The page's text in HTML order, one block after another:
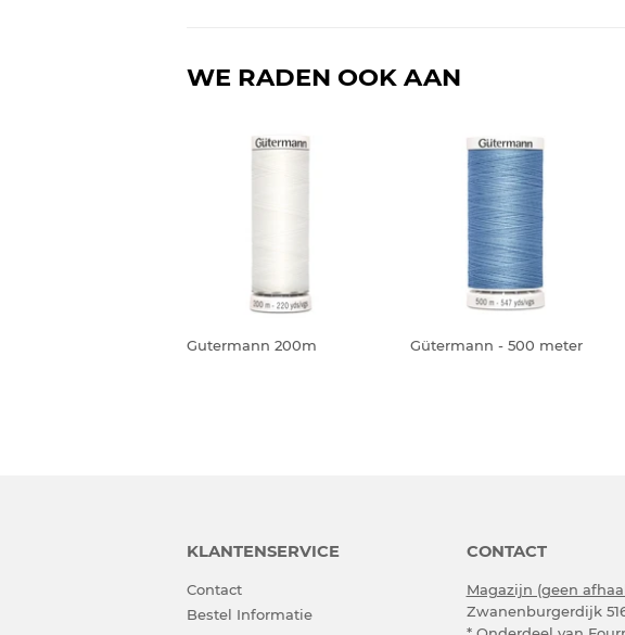
WE RADEN OOK AAN
Gutermann 200m Gütermann - 500 meter
KLANTENSERVICE
Contact
Bestel Informatie
CONTACT
Magazijn (geen
Zwanenburgerdijk